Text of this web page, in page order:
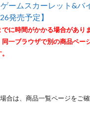
ームスカーレット&バ
発売予定】
に時間がかかる場合がありま
一ブラウザで別の商品ペー
合は、商品一覧ページをご確